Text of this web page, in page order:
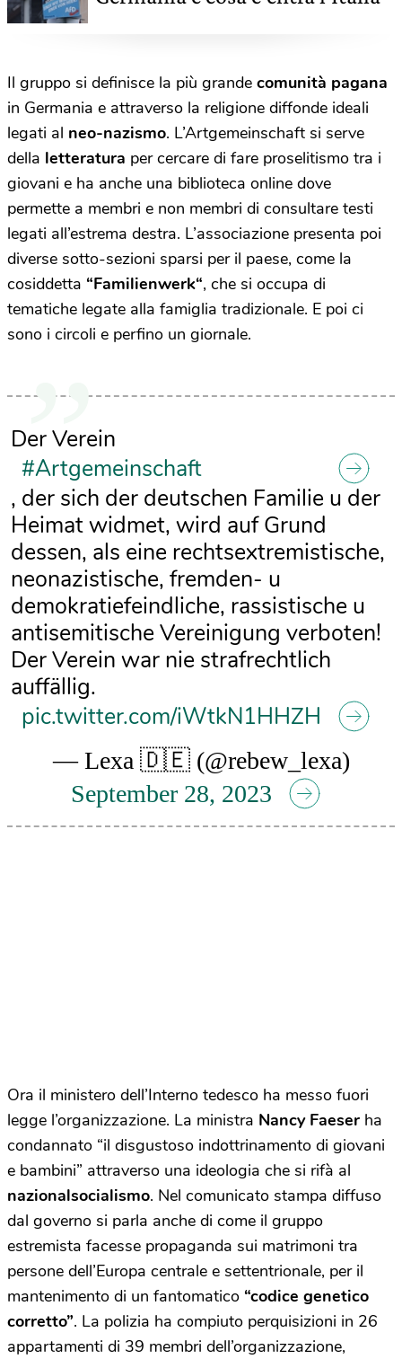
Il gruppo si definisce la più grande comunità pagana
in Germania e attraverso la religione diffonde ideali
legati al neo-nazismo. L’Artgemeinschaft si serve
della letteratura per cercare di fare proselitismo tra i
giovani e ha anche una biblioteca online dove
permette a membri e non membri di consultare testi
legati all’estrema destra. L’associazione presenta poi
diverse sotto-sezioni sparsi per il paese, come la
cosiddetta “Familienwerk“, che si occupa di
tematiche legate alla famiglia tradizionale. E poi ci
sono i circoli e perfino un giornale.
Der Verein
#Artgemeinschaft
, der sich der deutschen Familie u der
Heimat widmet, wird auf Grund
dessen, als eine rechtsextremistische,
neonazistische, fremden- u
demokratiefeindliche, rassistische u
antisemitische Vereinigung verboten!
Der Verein war nie strafrechtlich
auffällig.
pic.twitter.com/iWtkN1HHZH
— Lexa 🇩🇪 (@rebew_lexa)
September 28, 2023
Ora il ministero dell’Interno tedesco ha messo fuori
legge l’organizzazione. La ministra Nancy Faeser ha
condannato “il disgustoso indottrinamento di giovani
e bambini” attraverso una ideologia che si rifà al
nazionalsocialismo. Nel comunicato stampa diffuso
dal governo si parla anche di come il gruppo
estremista facesse propaganda sui matrimoni tra
persone dell’Europa centrale e settentrionale, per il
mantenimento di un fantomatico “codice genetico
corretto”. La polizia ha compiuto perquisizioni in 26
appartamenti di 39 membri dell’organizzazione,